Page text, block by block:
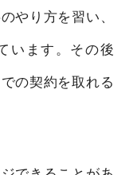
やり方を習い、
います。その後
の契約を取れる